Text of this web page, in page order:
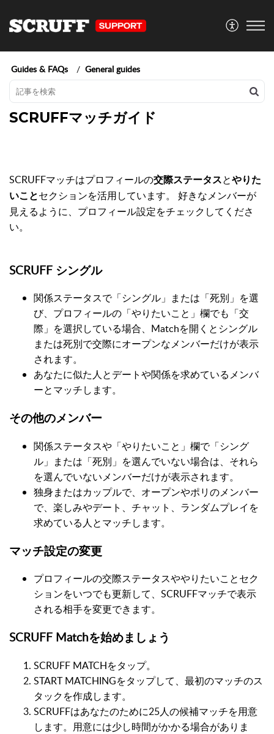
Guides & FAQs General guides
SCRUFFマッチガイド
SCRUFFマッチはプロフィールの交際ステータスとやりた
いことセクションを活用しています。 好きなメンバーが
見えるように、プロフィール設定をチェックしてくださ
い。
SCRUFF シングル
関係ステータスで「シングル」または「死別」を選
び、プロフィールの「やりたいこと」欄でも「交
際」を選択している場合、Matchを開くとシングル
または死別で交際にオープンなメンバーだけが表示
されます。
あなたに似た人とデートや関係を求めているメンバ
ーとマッチします。
その他のメンバー
関係ステータスや「やりたいこと」欄で「シング
ル」または「死別」を選んでいない場合は、それら
を選んでいないメンバーだけが表示されます。
独身またはカップルで、オープンやポリのメンバー
で、楽しみやデート、チャット、ランダムプレイを
求めている人とマッチします。
マッチ設定の変更
プロフィールの交際ステータスややりたいことセク
ションをいつでも更新して、SCRUFFマッチで表示
される相手を変更できます。
SCRUFF Matchを始めましょう
SCRUFF MATCHをタップ。
START MATCHINGをタップして、最初のマッチのス
タックを作成します。
SCRUFFはあなたのために25人の候補マッチを用意
します。用意には少し時間がかかる場合がありま